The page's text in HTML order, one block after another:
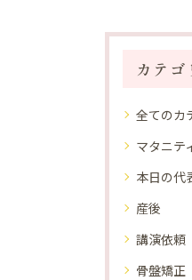
カテゴ
全てのカ
マタニテ
本日の代
産後
講演依頼
骨盤矯正